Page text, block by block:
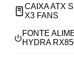
CAIXA ATX
X3 FANS
FONTE
HYDRA